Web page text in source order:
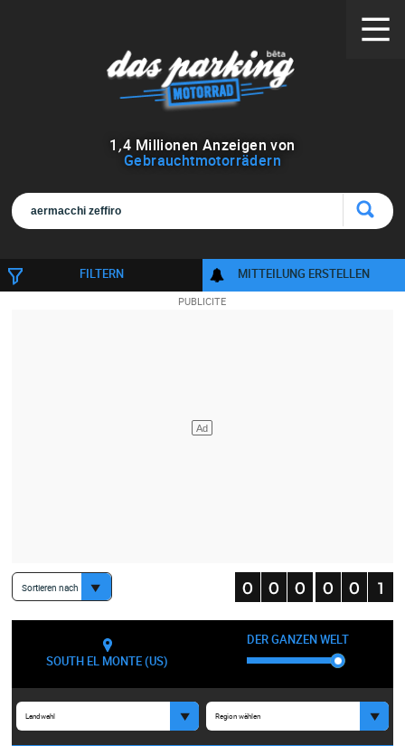
1 ,4 Millionen Anzeigen von
Gebrauchtmotorrädern
FILTERN MITTEILUNG ERSTELLEN
Sortieren nach
SOUTH EL MONTE (US)
DER GANZEN WELT
Landwahl Region wählen